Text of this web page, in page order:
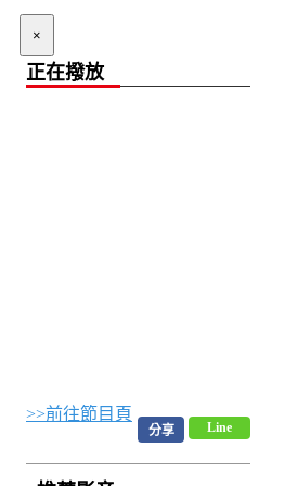
×
正在撥放
>>前往節目頁
分享 Line